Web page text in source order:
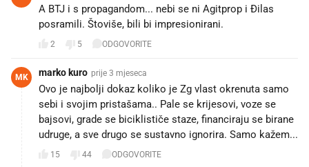
A BTJ i s propagandom... nebi se ni Agitprop i Đilas
posramili. Štoviše, bili bi impresionirani.
2 5 ODGOVORITE
MK marko kuro prije 3 mjeseca
Ovo je najbolji dokaz koliko je Zg vlast okrenuta samo
sebi i svojim pristašama.. Pale se krijesovi, voze se
bajsovi, grade se biciklističe staze, financiraju se birane
udruge, a sve drugo se sustavno ignorira. Samo kažem...
15 44 ODGOVORITE